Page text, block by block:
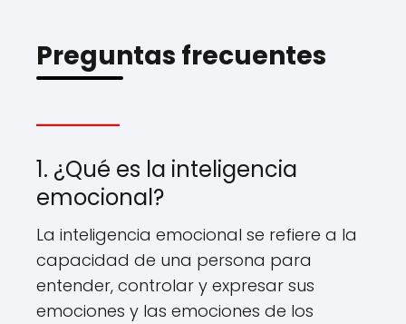
Preguntas frecuentes
1. ¿Qué es la inteligencia
emocional?
La inteligencia emocional se refiere a la
capacidad de una persona para
entender, controlar y expresar sus
emociones y las emociones de los